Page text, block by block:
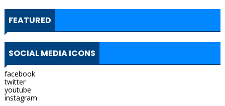
FEATURED
SOCIAL MEDIA ICONS
facebook
twitter
youtube
instagram